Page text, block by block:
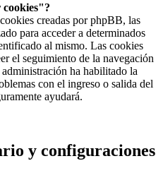
creadas por phpBB, las
para acceder a determinados
al mismo. Las cookies
el seguimiento de la navegación
ha habilitado la
con el ingreso o salida del
ayudará.
y configuraciones